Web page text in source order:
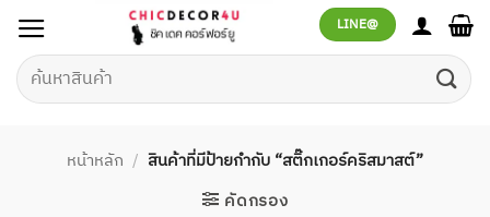
เนื้อหา
LINE@
ค้นหา:
หน้าหลัก / สินค้าที่มีป้ายกำกับ “สติ๊กเกอร์คริสมาสต์”
คัดกรอง